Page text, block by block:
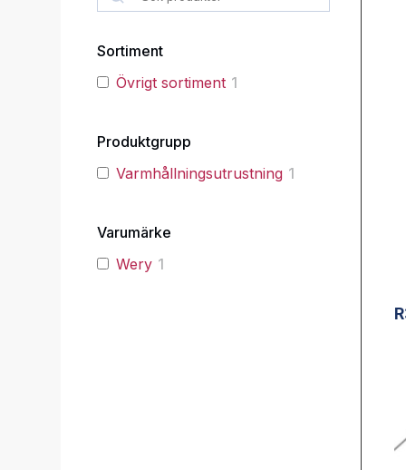
Sortiment
Övrigt sortiment 1
Produktgrupp
Varmhållningsutrustning 1
Varumärke
Wery 1